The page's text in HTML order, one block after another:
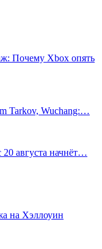
Почему Xbox опять
Tarkov, Wuchang:…
августа начнёт…
на Хэллоуин